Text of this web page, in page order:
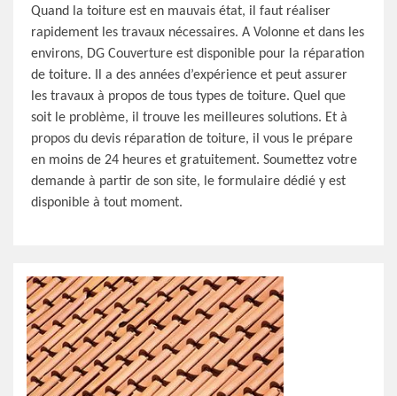
Quand la toiture est en mauvais état, il faut réaliser
rapidement les travaux nécessaires. A Volonne et dans les
environs, DG Couverture est disponible pour la réparation
de toiture. Il a des années d’expérience et peut assurer
les travaux à propos de tous types de toiture. Quel que
soit le problème, il trouve les meilleures solutions. Et à
propos du devis réparation de toiture, il vous le prépare
en moins de 24 heures et gratuitement. Soumettez votre
demande à partir de son site, le formulaire dédié y est
disponible à tout moment.